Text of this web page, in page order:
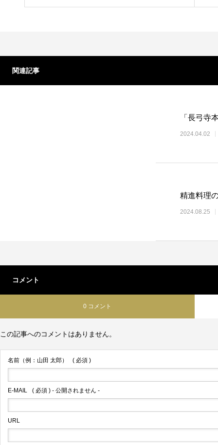
関連記事
「長弓寺
2024.04.02
精進料理
2024.08.25
コメント
0 コメント
この記事へのコメントはありません。
名前（例：山田 太郎） ( 必須 )
E-MAIL ( 必須 ) - 公開されません -
URL